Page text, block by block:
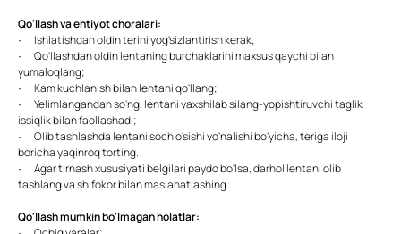
Qo'llash va ehtiyot choralari:
· Ishlatishdan oldin terini yog'sizlantirish kerak;
· Qo'llashdan oldin lentaning burchaklarini maxsus qaychi bilan
yumaloqlang;
· Kam kuchlanish bilan lentani qo'llang;
· Yelimlangandan so'ng, lentani yaxshilab silang-yopishtiruvchi taglik
issiqlik bilan faollashadi;
· Olib tashlashda lentani soch o'sishi yo'nalishi bo'yicha, teriga iloji
boricha yaqinroq torting.
· Agar tirnash xususiyati belgilari paydo bo'lsa, darhol lentani olib
tashlang va shifokor bilan maslahatlashing.
Qo'llash mumkin bo'lmagan holatlar: